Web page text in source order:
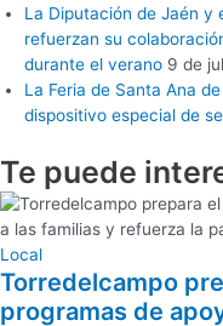
La Diputación de Jaén y
refuerzan su
durante el verano 9 de
La Feria de Santa Ana
dispositivo especial de
Te puede
Local
Torredelcampo
programas de